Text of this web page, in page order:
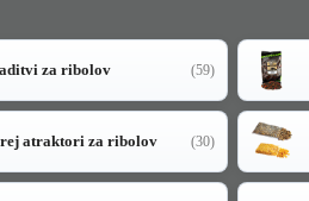
za ribolov (59)
atraktori za ribolov (30)